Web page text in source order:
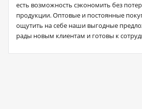
есть возможность сэкономить без
продукции. Оптовые и постоянные
ощутить на себе наши выгодные
рады новым клиентам и готовы к